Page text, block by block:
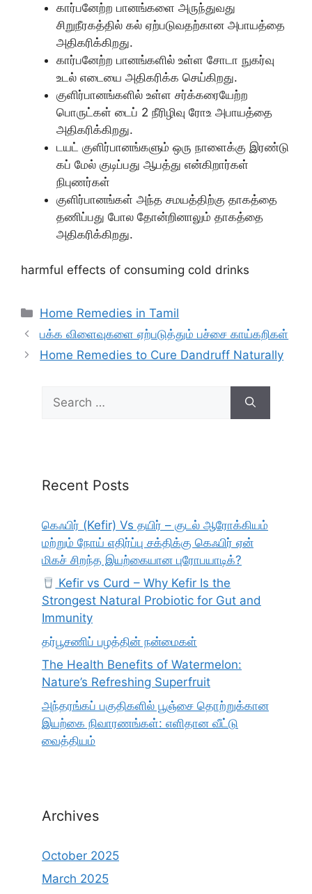
கார்பனேற்ற பானங்களை அருந்துவது
சிறுநீரகத்தில் கல் ஏற்படுவதற்கான அபாயத்தை
அதிகரிக்கிறது.
கார்பனேற்ற பானங்களில் உள்ள சோடா நுகர்வு
உடல் எடையை அதிகரிக்க செய்கிறது.
குளிர்பானங்களில் உள்ள சர்க்கரையேற்ற
பொருட்கள் டைப் 2 நீரிழிவு ரோஉ அபாயத்தை
அதிகரிக்கிறது.
டயட் குளிர்பானங்களும் ஒரு நாளைக்கு இரண்டு
கப் மேல் குடிப்பது ஆபத்து என்கிறார்கள்
நிபுணர்கள்
குளிர்பானங்கள் அந்த சமயத்திற்கு தாகத்தை
தணிப்பது போல தோன்றினாலும் தாகத்தை
அதிகரிக்கிறது.
harmful effects of consuming cold drinks
Categories
Home Remedies in Tamil
பக்க விளைவுகளை ஏற்படுத்தும் பச்சை காய்கறிகள்
Home Remedies to Cure Dandruff Naturally
for:
Recent Posts
கெஃபிர் (Kefir) Vs தயிர் – குடல் ஆரோக்கியம்
மற்றும் நோய் எதிர்ப்பு சக்திக்கு கெஃபிர் ஏன்
மிகச் சிறந்த இயற்கையான புரோபயாடிக்?
Kefir vs Curd – Why Kefir Is the
Strongest Natural Probiotic for Gut and
Immunity
தர்பூசணிப் பழத்தின் நன்மைகள்
The Health Benefits of Watermelon:
Nature’s Refreshing Superfruit
அந்தரங்கப் பகுதிகளில் பூஞ்சை தொற்றுக்கான
இயற்கை நிவாரணங்கள்: எளிதான வீட்டு
வைத்தியம்
Archives
October 2025
March 2025